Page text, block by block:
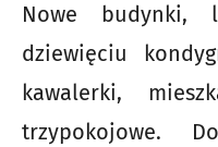
Nowe budynki,
dziewięciu
kawalerki,
trzypokojowe.